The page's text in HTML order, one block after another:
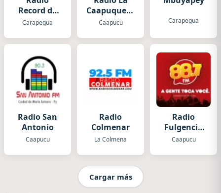
Record de
Carapegua
Carapegua
Caapuqueña
Paraguay
Caapucu Carapegua
Radio San
Antonio
Caapucu
Radio
Colmenar
La Colmena
Radio
Fulgencio
Yegros
Caapucu
Cargar más